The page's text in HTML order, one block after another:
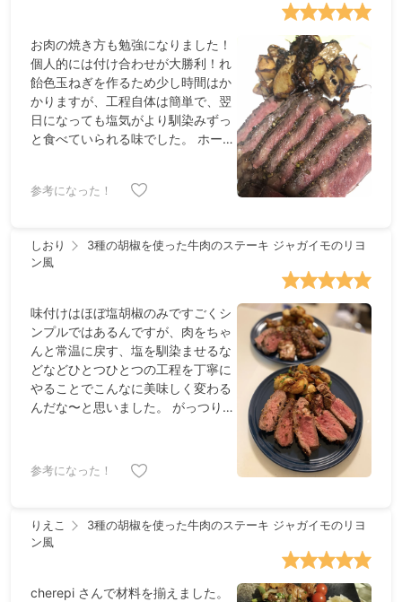
お肉の焼き方も勉強になりました！
個人的には付け合わせが大勝利！れ
飴色玉ねぎを作るため少し時間はか
かりますが、工程自体は簡単で、翌
日になっても塩気がより馴染みずっ
と食べていられる味でした。 ホール
参考になった！
しおり
3種の胡椒を使った牛肉のステーキ ジャガイモのリヨ
ン風
味付けはほぼ塩胡椒のみですごくシ
ンプルではあるんですが、肉をちゃ
んと常温に戻す、塩を馴染ませるな
どなどひとつひとつの工程を丁寧に
やることでこんなに美味しく変わる
んだな〜と思いました。 がっつり赤
に美味しい…！
参考になった！
りえこ
3種の胡椒を使った牛肉のステーキ ジャガイモのリヨ
ン風
cherepi さんで材料を揃えました。